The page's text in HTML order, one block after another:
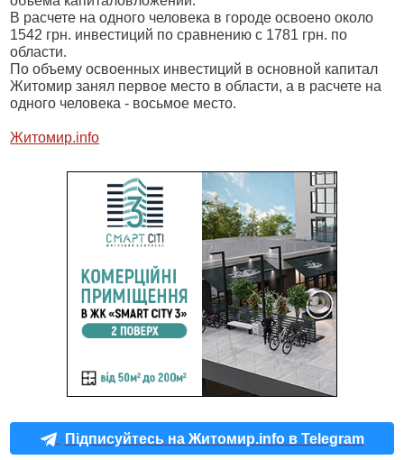
В расчете на одного человека в городе освоено около
1542 грн. инвестиций по сравнению с 1781 грн. по
области.
По объему освоенных инвестиций в основной капитал
Житомир занял первое место в области, а в расчете на
одного человека - восьмое место.
Житомир.info
Підписуйтесь на Житомир.info в Telegram